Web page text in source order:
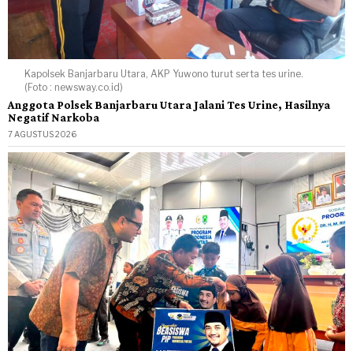
Kapolsek Banjarbaru Utara, AKP Yuwono turut serta tes urine.
(Foto : newsway.co.id)
Anggota Polsek Banjarbaru Utara Jalani Tes Urine, Hasilnya
Negatif Narkoba
7 AGUSTUS 2026